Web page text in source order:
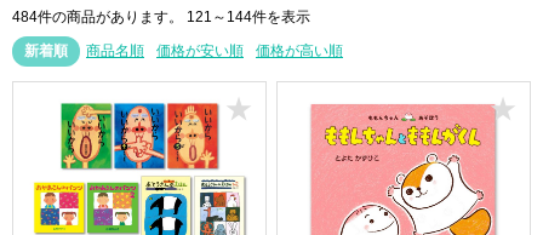
484件の商品があります。 121～144件を表示
新着順
商品名順 価格が安い順 価格が高い順
★ ★